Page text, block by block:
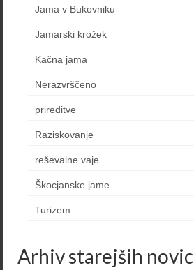
Jama v Bukovniku
Jamarski krožek
Kačna jama
Nerazvrščeno
prireditve
Raziskovanje
reševalne vaje
Škocjanske jame
Turizem
Arhiv starejših novic